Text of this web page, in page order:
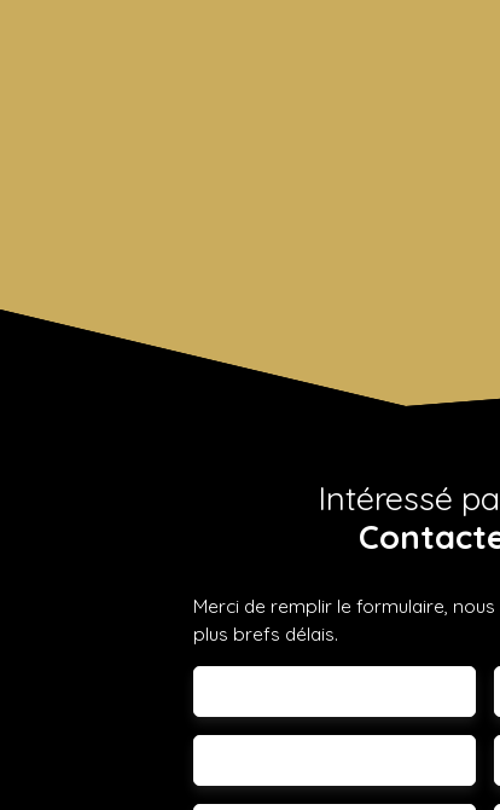
Intéressé
Merci de remplir le formulaire,
plus brefs délais.